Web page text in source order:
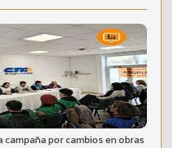
campaña por cambios en obras